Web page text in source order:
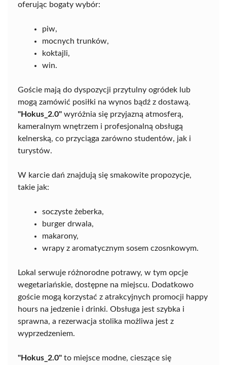
oferując bogaty wybór:
piw,
mocnych trunków,
koktajli,
win.
Goście mają do dyspozycji przytulny ogródek lub
mogą zamówić posiłki na wynos bądź z dostawą.
"Hokus_2.0" wyróżnia się przyjazną atmosferą,
kameralnym wnętrzem i profesjonalną obsługą
kelnerską, co przyciąga zarówno studentów, jak i
turystów.
W karcie dań znajdują się smakowite propozycje,
takie jak:
soczyste żeberka,
burger drwala,
makarony,
wrapy z aromatycznym sosem czosnkowym.
Lokal serwuje różnorodne potrawy, w tym opcje
wegetariańskie, dostępne na miejscu. Dodatkowo
goście mogą korzystać z atrakcyjnych promocji happy
hours na jedzenie i drinki. Obsługa jest szybka i
sprawna, a rezerwacja stolika możliwa jest z
wyprzedzeniem.
"Hokus_2.0" to miejsce modne, cieszące się